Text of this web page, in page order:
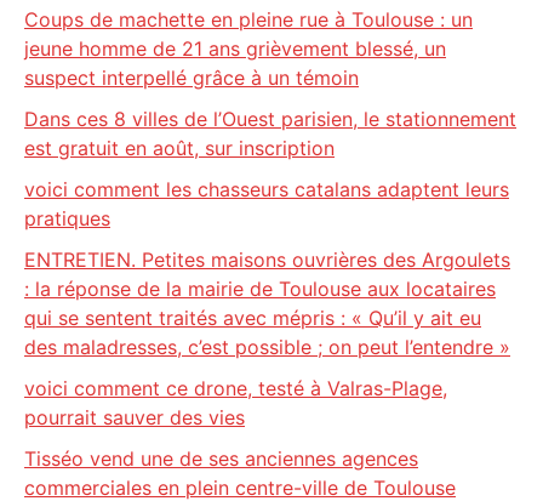
Coups de machette en pleine rue à Toulouse : un
jeune homme de 21 ans grièvement blessé, un
suspect interpellé grâce à un témoin
Dans ces 8 villes de l’Ouest parisien, le stationnement
est gratuit en août, sur inscription
voici comment les chasseurs catalans adaptent leurs
pratiques
ENTRETIEN. Petites maisons ouvrières des Argoulets
: la réponse de la mairie de Toulouse aux locataires
qui se sentent traités avec mépris : « Qu’il y ait eu
des maladresses, c’est possible ; on peut l’entendre »
voici comment ce drone, testé à Valras-Plage,
pourrait sauver des vies
Tisséo vend une de ses anciennes agences
commerciales en plein centre-ville de Toulouse